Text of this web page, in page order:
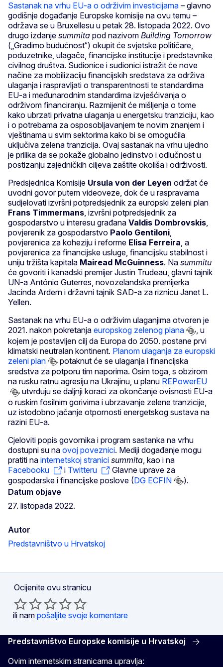
Sastanak na vrhu EU-a o održivim investicijama – glavno
godišnje događanje Europske komisije na ovu temu –
održava se u Bruxellesu u petak 28. listopada 2022. Ovo
drugo izdanje summita pod nazivom Building Tomorrow
(„Gradimo budućnost“) okupit će svjetske političare,
poduzetnike, ulagače, financijske institucije i predstavnike
civilnog društva. Sudionice i sudionici istražit će nove
načine za mobilizaciju financijskih sredstava za održiva
ulaganja i raspravljati o transparentnosti te standardima
EU-a i međunarodnim standardima izvješćivanja o
održivom financiranju. Razmijenit će mišljenja o tome
kako ubrzati privatna ulaganja u energetsku tranziciju, kao
i o potrebama za osposobljavanjem te novim znanjem i
vještinama u svim sektorima kako bi se omogućila
uključiva zelena tranzicija. Ovaj sastanak na vrhu ujedno
je prilika da se pokaže globalno jedinstvo i odlučnost u
postizanju zajedničkih ciljeva zaštite okoliša i održivosti.
Predsjednica Komisije Ursula von der Leyen održat će
uvodni govor putem videoveze, dok će u raspravama
sudjelovati izvršni potpredsjednik za europski zeleni plan
Frans Timmermans, izvršni potpredsjednik za
gospodarstvo u interesu građana Valdis Dombrovskis,
povjerenik za gospodarstvo Paolo Gentiloni,
povjerenica za koheziju i reforme Elisa Ferreira, a
povjerenica za financijske usluge, financijsku stabilnost i
uniju tržišta kapitala Mairead McGuinness. Na summitu
će govoriti i kanadski premijer Justin Trudeau, glavni tajnik
UN-a António Guterres, novozelandska premijerka
Jacinda Ardern i državni tajnik SAD-a za riznicu Janet L.
Yellen.
Sastanak na vrhu EU-a o održivim ulaganjima otvoren je
2021. nakon pokretanja europskog zelenog plana
, u
kojem je postavljen cilj da Europa do 2050. postane prvi
klimatski neutralan kontinent. Planom ulaganja za europski
zeleni plan
potaknut će se ulaganja i financijska
sredstva za potporu tim naporima. Osim toga, s obzirom
na rusku ratnu agresiju na Ukrajinu, u planu REPowerEU
utvrđuju se daljnji koraci za okončanje ovisnosti EU-a
o ruskim fosilnim gorivima i ubrzavanje zelene tranzicije,
uz istodobno jačanje otpornosti energetskog sustava na
razini EU-a.
Cjeloviti popis govornika i program sastanka na vrhu
dostupni su na ovoj poveznici. Mediji događanje mogu
pratiti na internetskoj stranici summita , kao i na
Facebooku
i Twitteru
Glavne uprave za
gospodarske i financijske poslove (DG ECFIN
).
Datum objave
27. listopada 2022.
Autor
Predstavništvo u Hrvatskoj
Ocijenite ovu stranicu
ili nam pošaljite svoje komentare
Predstavništvo Europske komisije u Hrvatskoj
Ovim internetskim stranicama upravlja: